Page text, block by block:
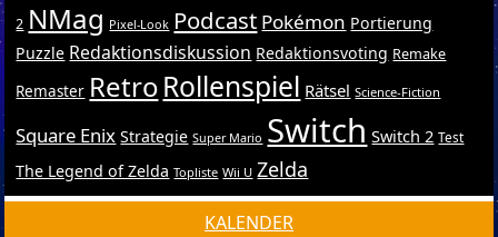
2 NMag Pixel-Look Podcast Pokémon Portierung
Puzzle Redaktionsdiskussion Redaktionsvoting Remake
Remaster RetroRollenspiel Rätsel Science-Fiction
Square Enix Strategie Super Mario Switch Switch 2 Test
The Legend of Zelda Topliste Wii U Zelda
KALENDER